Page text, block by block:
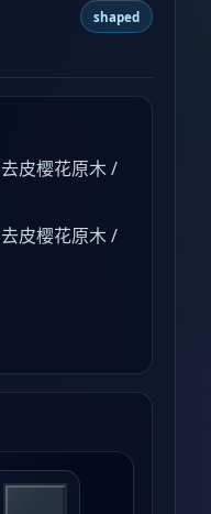
shaped
皮樱花原木 /
皮樱花原木 /